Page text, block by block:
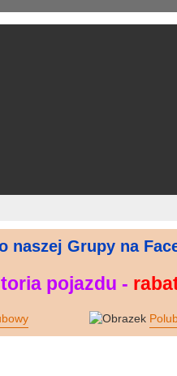
naszej Grupy na
pojazdu -